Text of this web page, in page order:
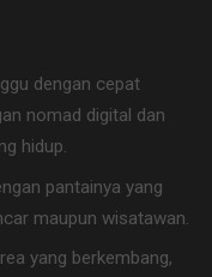
dengan cepat
nomad digital dan
hidup.
pantainya yang
maupun wisatawan.
yang berkembang,